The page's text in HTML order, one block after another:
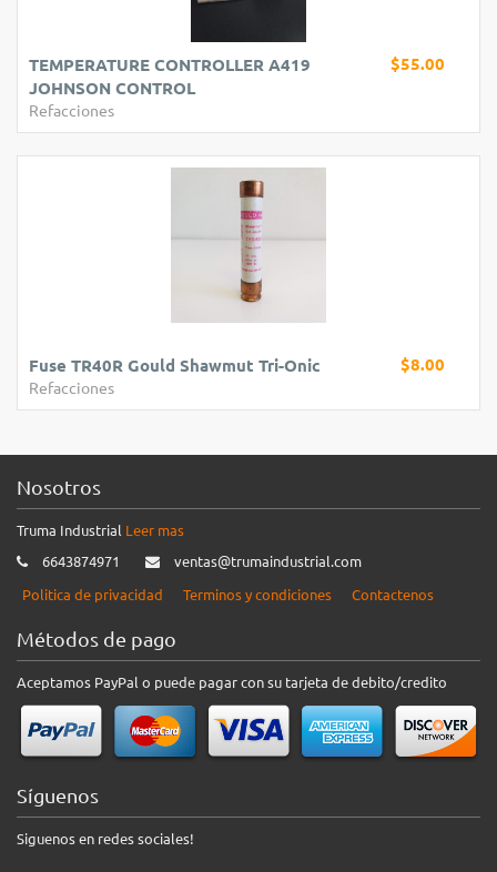
$55.00
TEMPERATURE CONTROLLER A419
JOHNSON CONTROL
Refacciones
$8.00
Fuse TR40R Gould Shawmut Tri-Onic
Refacciones
Nosotros
Truma Industrial Leer mas
6643874971
ventas@trumaindustrial.com
Politica de privacidad
Terminos y condiciones Contactenos
Métodos de pago
Aceptamos PayPal o puede pagar con su tarjeta de debito/credito
Síguenos
Siguenos en redes sociales!